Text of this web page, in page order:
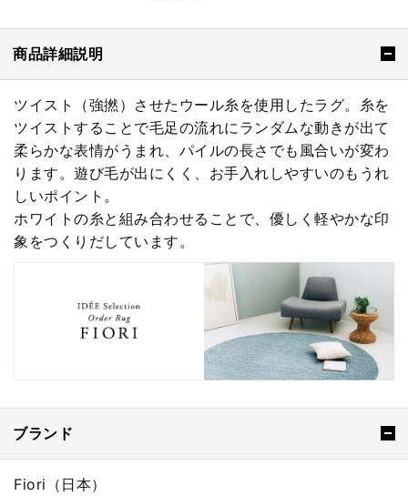
商品詳細説明
ツイスト（強撚）させたウール糸を使用したラグ。糸を
ツイストすることで毛足の流れにランダムな動きが出て
柔らかな表情がうまれ、パイルの長さでも風合いが変わ
ります。遊び毛が出にくく、お手入れしやすいのもうれ
しいポイント。
ホワイトの糸と組み合わせることで、優しく軽やかな印
象をつくりだしています。
ブランド
Fiori（日本）